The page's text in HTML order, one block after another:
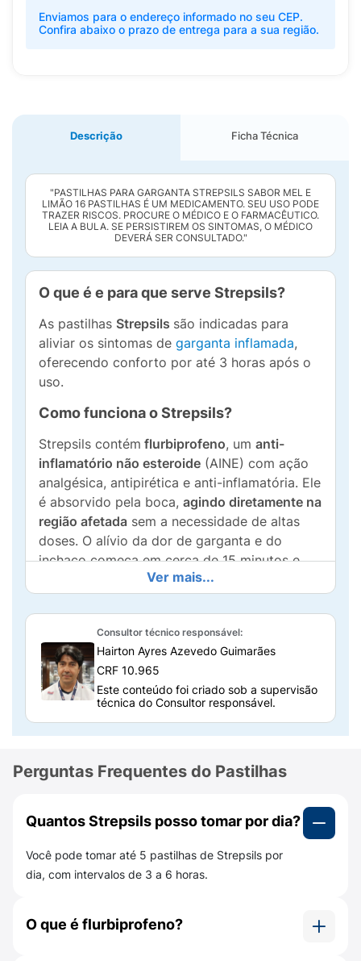
Enviamos para o endereço informado no seu CEP.
Confira abaixo o prazo de entrega para a sua região.
Descrição Ficha Técnica
"PASTILHAS PARA GARGANTA STREPSILS SABOR MEL E
LIMÃO 16 PASTILHAS É UM MEDICAMENTO. SEU USO PODE
TRAZER RISCOS. PROCURE O MÉDICO E O FARMACÊUTICO.
LEIA A BULA. SE PERSISTIREM OS SINTOMAS, O MÉDICO
DEVERÁ SER CONSULTADO."
O que é e para que serve Strepsils?
As pastilhas Strepsils são indicadas para
aliviar os sintomas de garganta inflamada,
oferecendo conforto por até 3 horas após o
uso.
Como funciona o Strepsils?
Strepsils contém flurbiprofeno, um anti-
inflamatório não esteroide (AINE) com ação
analgésica, antipirética e anti-inflamatória. Ele
é absorvido pela boca, agindo diretamente na
região afetada sem a necessidade de altas
doses. O alívio da dor de garganta e do
inchaço começa em cerca de 15 minutos e
pode durar até 3 horas.
Qual a composição de Strepsils?
Cada pastilha de Strepsils contém
flurbiprofeno,além de excipientes, que
ajudam a manter a forma e estabilidade do
medicamento. São eles:
Hidróxido de potássio;
Levomentol;
Glicose;
Mel;
Ver mais...
Consultor técnico responsável:
Hairton Ayres Azevedo Guimarães
CRF 10.965
Este conteúdo foi criado sob a supervisão
técnica do Consultor responsável.
Perguntas Frequentes do Pastilhas
Quantos Strepsils posso tomar por dia?
Você pode tomar até 5 pastilhas de Strepsils por
dia, com intervalos de 3 a 6 horas.
O que é flurbiprofeno?